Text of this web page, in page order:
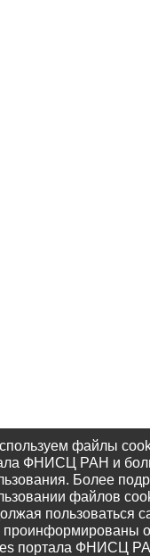
файлы
ФНИСЦ РАН и
Более
файлов
пользоваться
проинформированы
портала ФНИСЦ